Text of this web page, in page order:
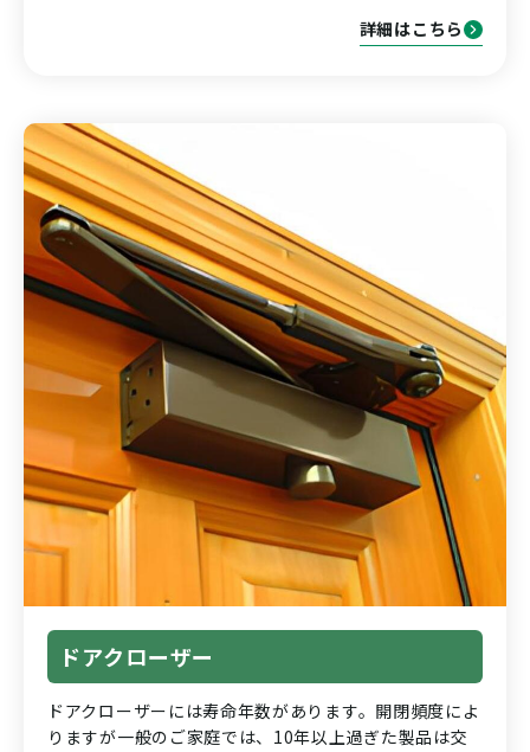
詳細はこちら
ドアクローザー
ドアクローザーには寿命年数があります。開閉頻度によ
りますが一般のご家庭では、10年以上過ぎた製品は交